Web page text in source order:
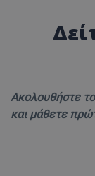
Ακολουθήστε
και μάθετε